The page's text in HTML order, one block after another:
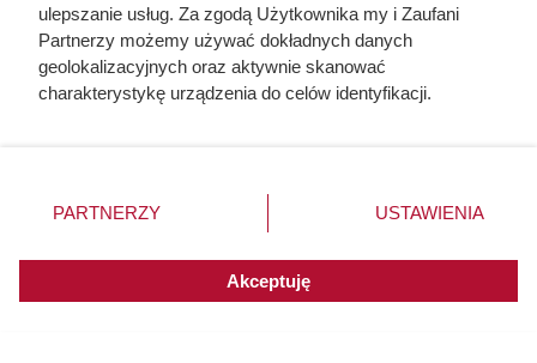
Kat w spódnicy. Najokrutniejsza
nadzorczyni Auschwitz przed
egzekucją wykrzyknęła „Niech
ulepszanie usług. Za zgodą Użytkownika my i Zaufani
Partnerzy możemy używać dokładnych danych
geolokalizacyjnych oraz aktywnie skanować
charakterystykę urządzenia do celów identyfikacji.
zmienić/wycofać klikając przycisk ustawień prywatności
znajdujący się w lewym dolnym rogu strony. Niektóre
użytkownika, ale masz prawo sprzeciwić się takiemu
przetwarzaniu. Preferencje będą miały zastosowania do
PARTNERZY USTAWIENIA
Akceptuję